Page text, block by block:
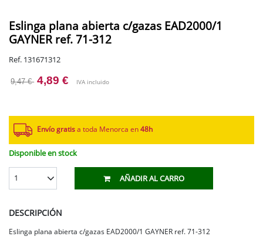
Eslinga plana abierta c/gazas EAD2000/1
GAYNER ref. 71-312
Ref. 131671312
9,47 € 4,89 € IVA incluido
Envío gratis a toda Menorca en 48h
Disponible en stock
1 AÑADIR AL CARRO
DESCRIPCIÓN
Eslinga plana abierta c/gazas EAD2000/1 GAYNER ref. 71-312